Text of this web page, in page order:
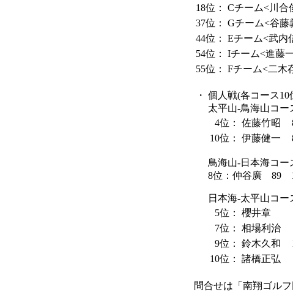
18位：
Cチーム<川合
37位：
Gチーム<谷藤
44位：
Eチーム<武内
54位：
Iチーム<進藤
55位：
Fチーム<二木
・ 個人戦(各コース10
太平山-鳥海山コー
4位：
佐藤竹昭
10位：
伊藤健一
鳥海山-日本海コー
8位：仲谷廣 89
日本海-太平山コー
5位：
櫻井章
7位：
相場利治
9位：
鈴木久和
10位：
諸橋正弘
問合せは「南翔ゴル